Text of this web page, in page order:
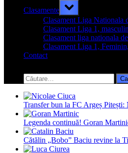
Clasamente
Toggle
sub-
menu
Clasament Liga Nationala
Clasament Liga 1,
Clasament liga nationala
Clasament Liga 1,
Contact
search
form
Caută
după:
Transfer bun la FC Argeș Pitești:
Legenda continuă! Goran
Cătălin „Bobo” Baciu revine la